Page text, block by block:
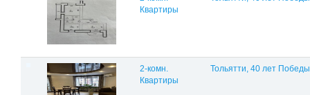
Квартиры
2-комн.
Квартиры
Тольятти, 40 лет